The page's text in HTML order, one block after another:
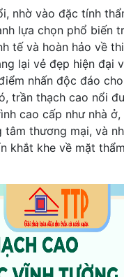
nhờ vào đặc tính
lựa chọn phổ biến
tế và hoàn hảo về
lại vẻ đẹp hiện đại
nhấn độc đáo
trần thạch cao nổi
cao cấp như nhà ở,
tâm thương mại, và
khắt khe về mặt